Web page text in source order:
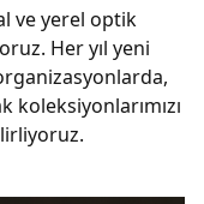
ve yerel optik
Her yıl yeni